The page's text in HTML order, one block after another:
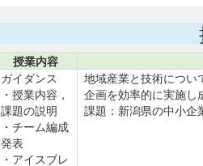
授業内容
ガイダンス
・授業内容，
課題の説明
・チーム編成
発表
・アイスブレ
地域産業と技術につい
企画を効率的に実施し
課題：新潟県の中小企